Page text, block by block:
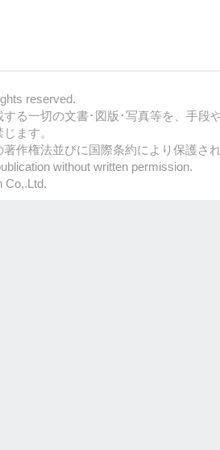
reserved.
る一切の文書･図版･写真等を、手段
ます。
作権法並びに国際条約により保護さ
without written permission.
Co,.Ltd.